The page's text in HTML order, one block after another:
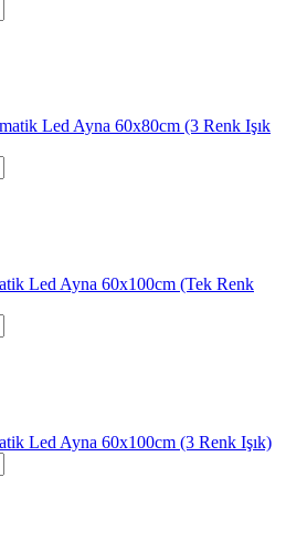
Led Ayna 60x80cm (3 Renk Işık
Led Ayna 60x100cm (Tek Renk
Led Ayna 60x100cm (3 Renk Işık)